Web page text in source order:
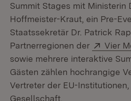
Summit Stages mit Ministerin
Hoffmeister-Kraut, ein Pre-
Staatssekretär Dr. Patrick
Partnerregionen der
Vier
sowie mehrere interaktive
Gästen zählen hochrangige
Vertreter der EU-
Gesellschaft.